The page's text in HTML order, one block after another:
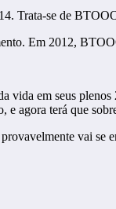
Trata-se de
Em 2012,
vida em seus
agora terá que
vai